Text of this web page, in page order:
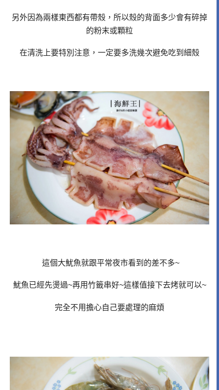
另外因為兩樣東西都有帶殼，所以殼的背面多少會有碎掉
的粉末或顆粒
在清洗上要特別注意，一定要多洗幾次避免吃到細殼
這個大魷魚就跟平常夜市看到的差不多~
魷魚已經先燙過~再用竹籤串好~這樣值接下去烤就可以~
完全不用擔心自己要處理的麻煩